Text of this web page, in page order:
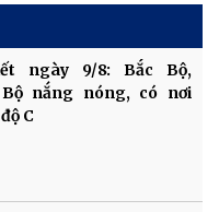
ngày 9/8: Bắc Bộ,
nắng nóng, có nơi
C